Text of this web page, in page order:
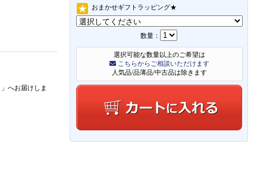
おまかせギフトラッピング★
数量：
選択可能な数量以上のご希望は
こちらからご相談いただけます
人気品/品薄品/中古品は除きます
」 へお届けしま